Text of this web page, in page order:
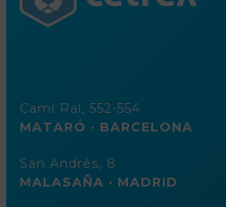
Camí Ral, 552-554
MATARÓ · BARCELONA
San Andrés, 8
MALASAÑA · MADRID